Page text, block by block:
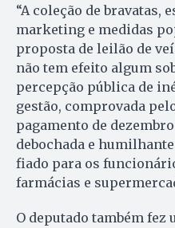
“A coleção de bravatas,
marketing e medidas
proposta de leilão de
não tem efeito algum
percepção pública de
gestão, comprovada
pagamento de
debochada e
fiado para os
farmácias e
O deputado também fez